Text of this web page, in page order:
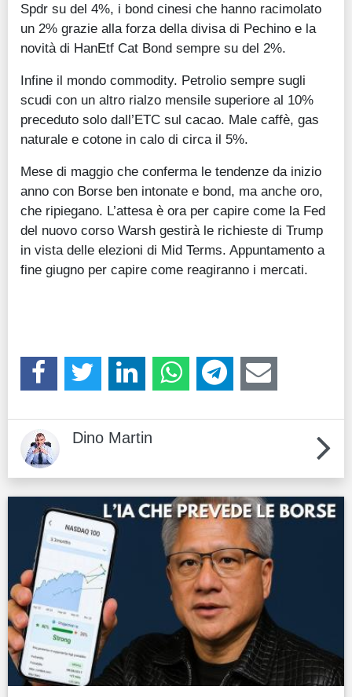
Spdr su del 4%, i bond cinesi che hanno racimolato
un 2% grazie alla forza della divisa di Pechino e la
novità di HanEtf Cat Bond sempre su del 2%.
Infine il mondo commodity. Petrolio sempre sugli
scudi con un altro rialzo mensile superiore al 10%
preceduto solo dall’ETC sul cacao. Male caffè, gas
naturale e cotone in calo di circa il 5%.
Mese di maggio che conferma le tendenze da inizio
anno con Borse ben intonate e bond, ma anche oro,
che ripiegano. L’attesa è ora per capire come la Fed
del nuovo corso Warsh gestirà le richieste di Trump
in vista delle elezioni di Mid Terms. Appuntamento a
fine giugno per capire come reagiranno i mercati.
Dino Martin